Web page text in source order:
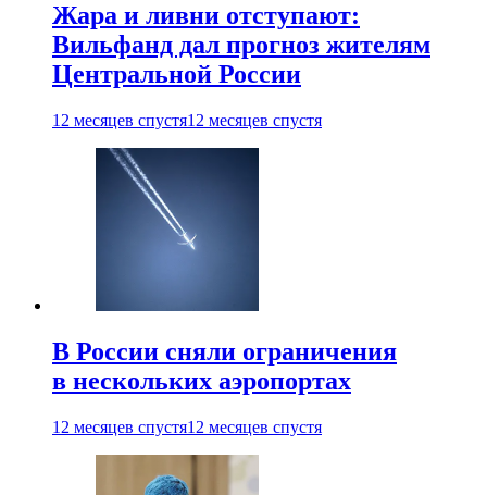
Жара и ливни отступают:
Вильфанд дал прогноз жителям
Центральной России
12 месяцев спустя12 месяцев спустя
В России сняли ограничения
в нескольких аэропортах
12 месяцев спустя12 месяцев спустя